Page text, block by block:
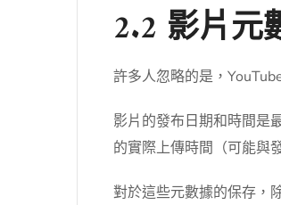
2.2 影片元
許多人忽略的是，
影片的發布日期和時間是
的實際上傳時間（可能與
對於這些元數據的保存，